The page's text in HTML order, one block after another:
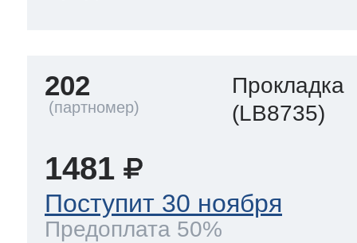
202
Прокладка
(LB8735)
1481
Поступит 30 ноября
Предоплата 50%